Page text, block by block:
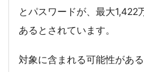
とパスワードが、最大1,422
あるとされています。
対象に含まれる可能性があ